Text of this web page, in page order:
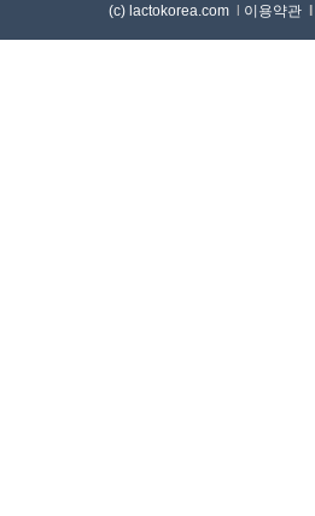
(c) lactokorea.com
이용약관